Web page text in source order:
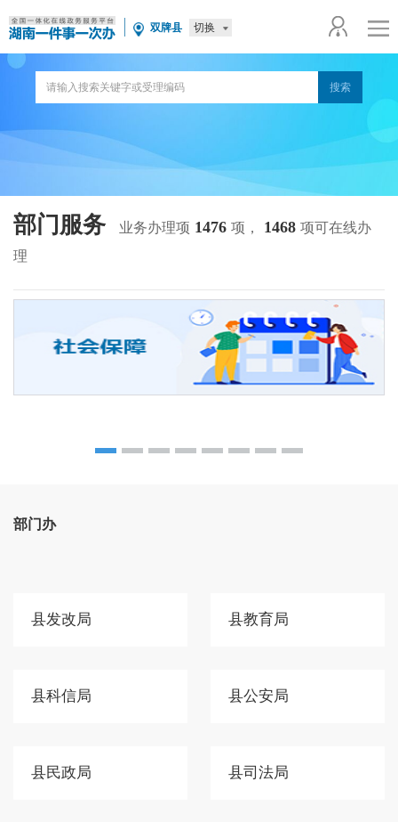
双牌县 切换
部门服务 业务办理项 1476 项， 1468 项可在线办
理
部门办
县发改局 县教育局
县科信局 县公安局
县民政局 县司法局